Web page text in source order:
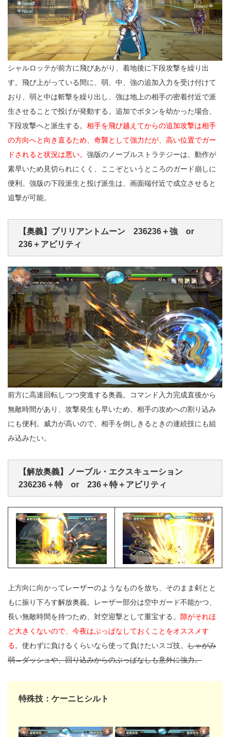
シャルロッテが前方に飛びあがり、着地後に下段攻撃を繰り出
す。飛び上がっている間に、弱、中、強の追加入力を受け付けて
おり、弱と中は斬撃を繰り出し、強は地上の相手の密着付近で派
生させることで投げが発動する。追加でボタンを幼かった場合、
下段攻撃へと派生する。 相手を飛び越えてからの追加攻撃は相手
の方向へと向き直るため、奇襲として強力だが、高い位置でガー
ドされると状況は悪い。 強版のノーブルストラテジーは、動作が
素早いため見切られにくく、ここぞというところのガード崩しに
便利。強版の下段派生と投げ派生は、画面端付近で成立させると
追撃が可能。
【奥義】ブリリアントムーン 236236＋強 or
236＋アビリティ
前方に高速回転しつつ突進する奥義。コマンド入力完成直後から
無敵時間があり、攻撃発生も早いため、相手の攻めへの割り込み
にも便利。威力が高いので、相手を倒しきるときの連続技にも組
み込みたい。
【解放奥義】ノーブル・エクスキューション
236236＋特 or 236＋特＋アビリティ
上方向に向かってレーザーのようなものを放ち、そのまま剣とと
もに振り下ろす解放奥義。レーザー部分は空中ガード不能かつ、
長い無敵時間を持つため、対空迎撃として重宝する。 隙がそれほ
ど大きくないので、今夜はぶっぱなしておくことをオススメす
る。 使わずに負けるくらいなら使って負けたいスゴ技。 しゃがみ
弱→ダッシュや、回り込みからのぶっぱなしも意外に強力。
特殊技：ケーニヒシルト